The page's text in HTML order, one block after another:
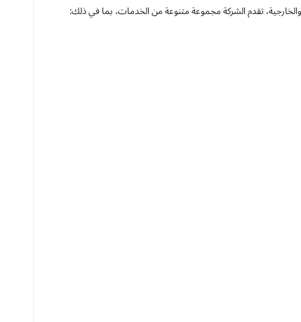
تقدم الشركة مجموعة متنوعة من الخدمات، بما في ذلك: